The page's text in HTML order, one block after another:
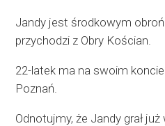
Jandy jest środkowym
przychodzi z Obry Kościan.
22-latek ma na swoim
Poznań.
Odnotujmy, że Jandy grał